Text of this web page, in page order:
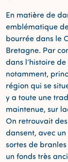
En matière de
emblématique
bourrée dans le
Bretagne. Par
dans l’histoire
notamment,
région qui se
y a toute une
maintenue, sur
On retrouvait
dansent, avec
sortes de
un fonds très